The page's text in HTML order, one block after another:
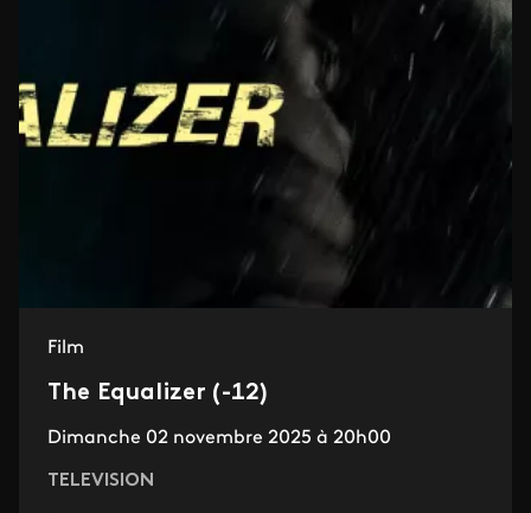
Film
The Equalizer (-12)
Dimanche 02 novembre 2025 à 20h00
TELEVISION